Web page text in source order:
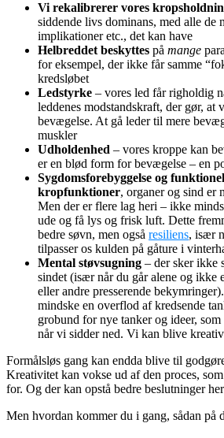
Vi rekalibrerer vores
siddende livs dominans, med alle de
implikationer etc., det kan have
Helbreddet beskyttes på mange
for eksempel, der ikke får samme
kredsløbet
Ledstyrke – vores led får righoldig
leddenes modstandskraft, der gør, at
bevægelse. At gå leder til mere
muskler
Udholdenhed – vores kroppe kan
er en blød form for bevægelse – en
Sygdomsforebyggelse og
kropfunktioner, organer og sind er
Men der er flere lag heri – ikke
ude og få lys og frisk luft. Dette
bedre søvn, men også resiliens, især
tilpasser os kulden på gåture i
Mental støvsugning – der sker ikke
sindet (især når du går alene og ikke
eller andre presserende
mindske en overflod af kredsende
grobund for nye tanker og ideer,
når vi sidder ned. Vi kan blive
Formålsløs gang kan endda blive til
Kreativitet kan vokse ud af den proces,
for. Og der kan opstå bedre beslutninger
Men hvordan kommer du i gang, sådan på